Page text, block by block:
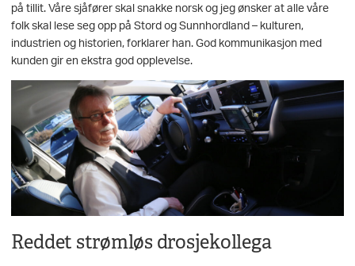
på tillit. Våre sjåfører skal snakke norsk og jeg ønsker at alle våre
folk skal lese seg opp på Stord og Sunnhordland – kulturen,
industrien og historien, forklarer han. God kommunikasjon med
kunden gir en ekstra god opplevelse.
Reddet strømløs drosjekollega